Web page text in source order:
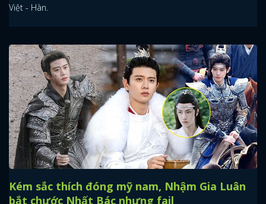
Việt - Hàn.
Kém sắc thích đóng mỹ nam, Nhậm Gia Luân
bắt chước Nhất Bác nhưng fail